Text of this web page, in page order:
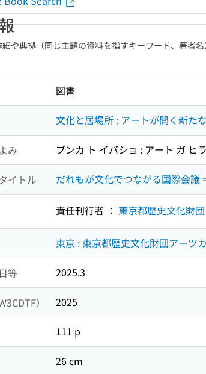
や典拠（同じ主題の資料を指すキーワード、著者名
図書
文化と居場所 : アートが開く新た
み ブンカ ト イバショ : アート ガ ヒ
イトル だれもが文化でつながる国際会
責任刊行者 ： 東京都歴史文化財団
東京 : 東京都歴史文化財団アーツ
等 2025.3
） 2025
111 p
26 cm